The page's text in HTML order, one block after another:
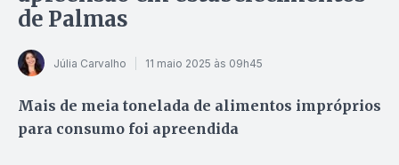
de Palmas
Júlia Carvalho 11 maio 2025 às 09h45
Mais de meia tonelada de alimentos impróprios
para consumo foi apreendida